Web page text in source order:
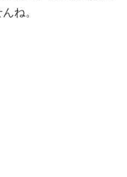
ね。